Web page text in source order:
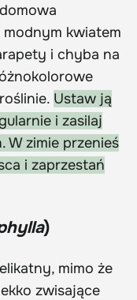
modnym kwiatem
i chyba na
Ustaw ją
i zasilaj
W zimie przenieś
i zaprzestań
)
mimo że
zwisające